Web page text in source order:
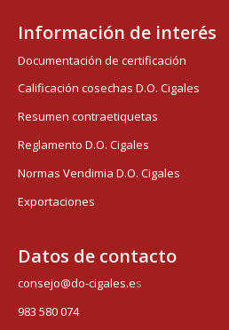
Información de interés
Documentación de certificación
Calificación cosechas D.O. Cigales
Resumen contraetiquetas
Reglamento D.O. Cigales
Normas Vendimia D.O. Cigales
Exportaciones
Datos de contacto
consejo@do-cigales.es
983 580 074